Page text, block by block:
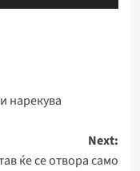
нарекува
Next:
ќе се отвора само